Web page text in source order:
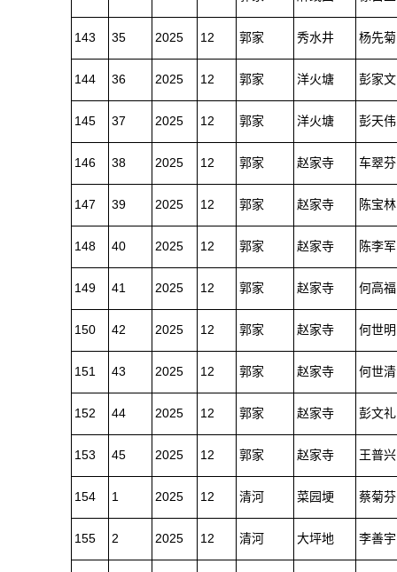
143 35 2025 12 郭家 秀水井 杨先菊
144 36 2025 12 郭家 洋火塘 彭家文
145 37 2025 12 郭家 洋火塘 彭天伟
146 38 2025 12 郭家 赵家寺 车翠芬
147 39 2025 12 郭家 赵家寺 陈宝林
148 40 2025 12 郭家 赵家寺 陈李军
149 41 2025 12 郭家 赵家寺 何高福
150 42 2025 12 郭家 赵家寺 何世明
151 43 2025 12 郭家 赵家寺 何世清
152 44 2025 12 郭家 赵家寺 彭文礼
153 45 2025 12 郭家 赵家寺 王普兴
154 1 2025 12 清河 菜园埂 蔡菊芬
155 2 2025 12 清河 大坪地 李善宇